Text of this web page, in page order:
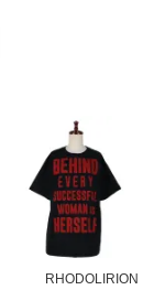
RHODOLIRION